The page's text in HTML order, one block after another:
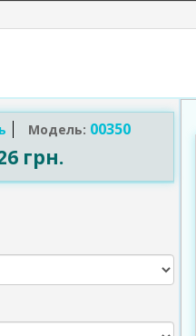
Модель: 00350
грн.